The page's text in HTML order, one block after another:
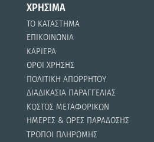
ΧΡΗΣΙΜΑ
ΤΟ ΚΑΤΑΣΤΗΜΑ
ΕΠΙΚΟΙΝΩΝΙΑ
ΚΑΡΙΕΡΑ
ΟΡΟΙ ΧΡΗΣΗΣ
ΠΟΛΙΤΙΚΗ ΑΠΟΡΡΗΤΟΥ
ΔΙΑΔΙΚΑΣΙΑ ΠΑΡΑΓΓΕΛΙΑΣ
ΚΟΣΤΟΣ ΜΕΤΑΦΟΡΙΚΩΝ
ΗΜΕΡΕΣ & ΩΡΕΣ ΠΑΡΑΔΟΣΗΣ
ΤΡΟΠΟΙ ΠΛΗΡΩΜΗΣ